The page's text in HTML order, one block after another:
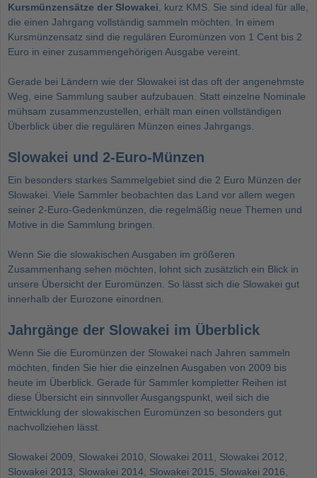
Kursmünzensätze der Slowakei , kurz KMS. Sie sind ideal für alle,
die einen Jahrgang vollständig sammeln möchten. In einem
Kursmünzensatz sind die regulären Euromünzen von 1 Cent bis 2
Euro in einer zusammengehörigen Ausgabe vereint.
Gerade bei Ländern wie der Slowakei ist das oft der angenehmste
Weg, eine Sammlung sauber aufzubauen. Statt einzelne Nominale
mühsam zusammenzustellen, erhält man einen vollständigen
Überblick über die regulären Münzen eines Jahrgangs.
Slowakei und 2-Euro-Münzen
Ein besonders starkes Sammelgebiet sind die 2 Euro Münzen der
Slowakei. Viele Sammler beobachten das Land vor allem wegen
seiner 2-Euro-Gedenkmünzen, die regelmäßig neue Themen und
Motive in die Sammlung bringen.
Wenn Sie die slowakischen Ausgaben im größeren
Zusammenhang sehen möchten, lohnt sich zusätzlich ein Blick in
unsere Übersicht der Euromünzen . So lässt sich die Slowakei gut
innerhalb der Eurozone einordnen.
Jahrgänge der Slowakei im Überblick
Wenn Sie die Euromünzen der Slowakei nach Jahren sammeln
möchten, finden Sie hier die einzelnen Ausgaben von 2009 bis
heute im Überblick. Gerade für Sammler kompletter Reihen ist
diese Übersicht ein sinnvoller Ausgangspunkt, weil sich die
Entwicklung der slowakischen Euromünzen so besonders gut
nachvollziehen lässt.
Slowakei 2009 Slowakei 2010 Slowakei 2011 Slowakei 2012
Slowakei 2013
Slowakei 2014 Slowakei 2015 Slowakei 2016